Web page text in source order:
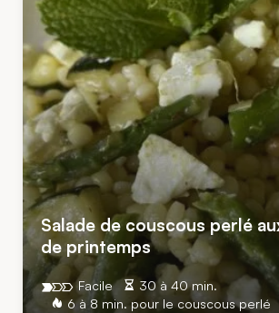
Salade de couscous perlé
de printemps
30 à 40 min.
6 à 8 min. pour le couscous perlé
Facile